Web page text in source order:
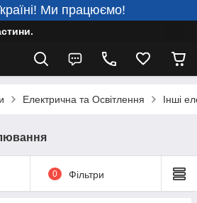
Ми працюємо!
Електрична та Освітлення Інші
0 Фільтри